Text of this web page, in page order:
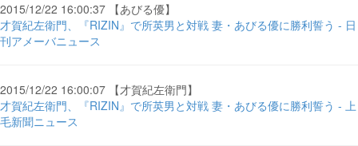
2015/12/22 16:00:37 【あびる優】
才賀紀左衛門、『RIZIN』で所英男と対戦 妻・あびる優に勝利誓う - 日
刊アメーバニュース
2015/12/22 16:00:07 【才賀紀左衛門】
才賀紀左衛門、『RIZIN』で所英男と対戦 妻・あびる優に勝利誓う - 上
毛新聞ニュース